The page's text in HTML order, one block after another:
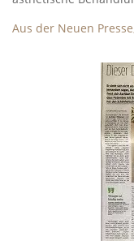
Aus der Neuen